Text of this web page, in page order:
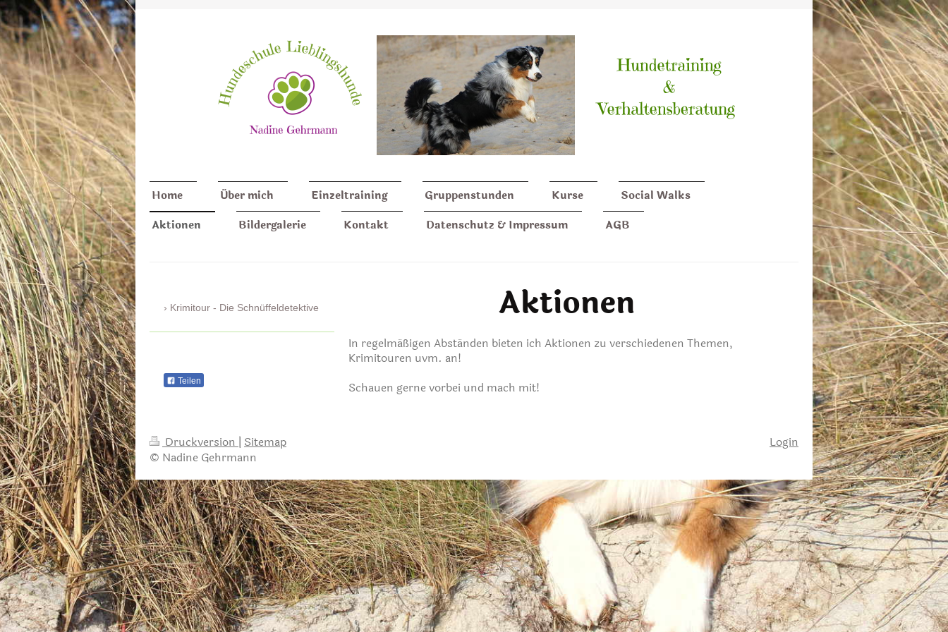
Home Über mich Einzeltraining Gruppenstunden Kurse
Social Walks
Aktionen
Bildergalerie Kontakt Datenschutz & Impressum AGB
Aktionen
In regelmäßigen Abständen bieten ich Aktionen zu verschiedenen Themen,
Krimitouren uvm. an!
Schauen gerne vorbei und mach mit!
Krimitour - Die Schnüffeldetektive
Teilen
Druckversion| Sitemap
© Nadine Gehrmann
Login